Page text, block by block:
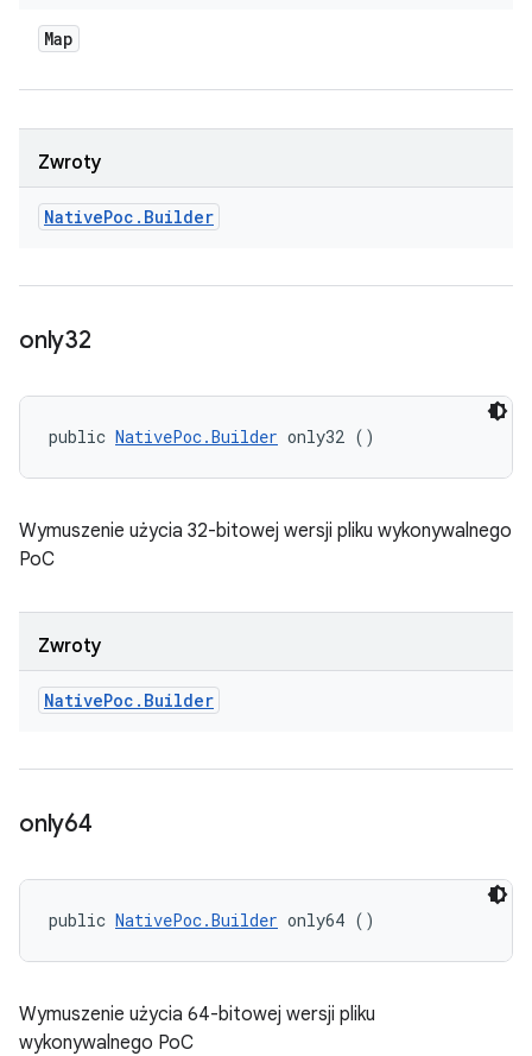
Map
Zwroty
NativePoc . Builder
only32
public NativePoc.Builder only32 ()
Wymuszenie użycia 32-bitowej wersji pliku wykonywalnego
PoC
Zwroty
NativePoc . Builder
only64
public NativePoc.Builder only64 ()
Wymuszenie użycia 64-bitowej wersji pliku
wykonywalnego PoC